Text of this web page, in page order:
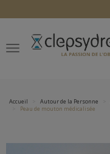
Accueil Autour de la Personne
Peau de mouton médicalisée